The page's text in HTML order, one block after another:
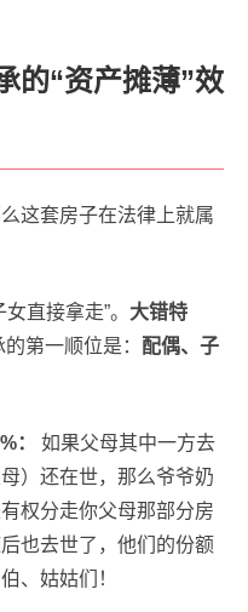
的“资产摊薄”效
这套房子在法律上就属
直接拿走”。 大错特
第一顺位是： 配偶、子
：
如果父母其中一方去
）还在世，那么爷爷奶
权分走你父母那部分房
也去世了，他们的份额
、姑姑们！